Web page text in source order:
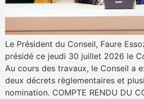
Le Président du Conseil, Faure
présidé ce jeudi 30 juillet 2026 le
Au cours des travaux, le Conseil a
deux décrets règlementaires et
nomination. COMPTE RENDU DU